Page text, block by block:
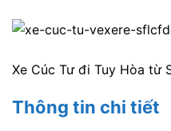
Xe Cúc Tư đi Tuy Hòa từ
Thông tin chi tiết